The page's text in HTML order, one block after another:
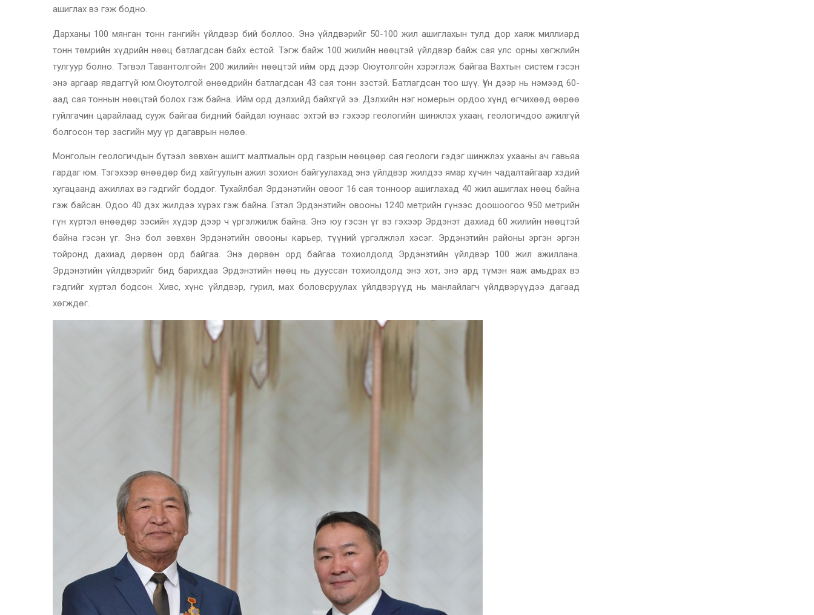
ашиглах вэ гэж бодно.
Дарханы 100 мянган тонн гангийн үйлдвэр бий боллоо. Энэ үйлдвэрийг 50-100 жил ашиглахын тулд дор хаяж миллиард
тонн төмрийн хүдрийн нөөц батлагдсан байх ёстой. Тэгж байж 100 жилийн нөөцтэй үйлдвэр байж сая улс орны хөгжлийн
тулгуур болно. Тэгвэл Тавантолгойн 200 жилийн нөөцтэй ийм орд дээр Оюутолгойн хэрэглэж байгаа Вахтын систем гэсэн
энэ аргаар явдаггүй юм.Оюутолгой өнөөдрийн батлагдсан 43 сая тонн зэстэй. Батлагдсан тоо шүү. Үүн дээр нь нэмээд 60-
аад сая тоннын нөөцтэй болох гэж байна. Ийм орд дэлхийд байхгүй ээ. Дэлхийн нэг номерын ордоо хүнд өгчихөөд өөрөө
гуйлгачин царайлаад сууж байгаа бидний байдал юунаас эхтэй вэ гэхээр геологийн шинжлэх ухаан, геологичдоо ажилгүй
болгосон төр засгийн муу үр дагаврын нөлөө.
Монголын геологичдын бүтээл зөвхөн ашигт малтмалын орд газрын нөөцөөр сая геологи гэдэг шинжлэх ухааны ач гавьяа
гардаг юм. Тэгэхээр өнөөдөр бид хайгуулын ажил зохион байгуулахад энэ үйлдвэр жилдээ ямар хүчин чадалтайгаар хэдий
хугацаанд ажиллах вэ гэдгийг боддог. Тухайлбал Эрдэнэтийн овоог 16 сая тонноор ашиглахад 40 жил ашиглах нөөц байна
гэж байсан. Одоо 40 дэх жилдээ хүрэх гэж байна. Гэтэл Эрдэнэтийн овооны 1240 метрийн гүнээс доошоогоо 950 метрийн
гүн хүртэл өнөөдөр зэсийн хүдэр дээр ч үргэлжилж байна. Энэ юу гэсэн үг вэ гэхээр Эрдэнэт дахиад 60 жилийн нөөцтэй
байна гэсэн үг. Энэ бол зөвхөн Эрдэнэтийн овооны карьер, түүний үргэлжлэл хэсэг. Эрдэнэтийн районы эргэн эргэн
тойронд дахиад дөрвөн орд байгаа. Энэ дөрвөн орд байгаа тохиолдолд Эрдэнэтийн үйлдвэр 100 жил ажиллана.
Эрдэнэтийн үйлдвэрийг бид барихдаа Эрдэнэтийн нөөц нь дууссан тохиолдолд энэ хот, энэ ард түмэн яаж амьдрах вэ
гэдгийг хүртэл бодсон. Хивс, хүнс үйлдвэр, гурил, мах боловсруулах үйлдвэрүүд нь манлайлагч үйлдвэрүүдээ дагаад
хөгждөг.